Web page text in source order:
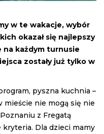
w te wakacje, wybór
okazał się najlepszy
na każdym turnusie
zostały już tylko w
pyszna kuchnia –
mieście nie mogą się nie
z Fregatą
Dla dzieci mamy